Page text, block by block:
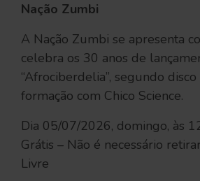
Nação Zumbi
A Nação Zumbi se apresenta
celebra os 30 anos de
“Afrociberdelia”, segundo
formação com Chico Science.
Dia 05/07/2026, domingo, às
Grátis – Não é necessário
Livre